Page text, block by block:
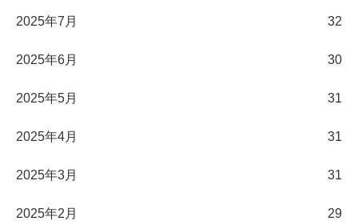
2025年7月 32
2025年6月 30
2025年5月 31
2025年4月 31
2025年3月 31
2025年2月 29